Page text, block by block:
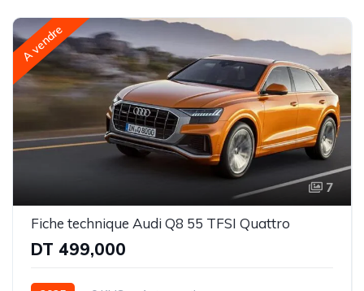
A vendre
7
Fiche technique Audi Q8 55 TFSI Quattro
DT 499,000